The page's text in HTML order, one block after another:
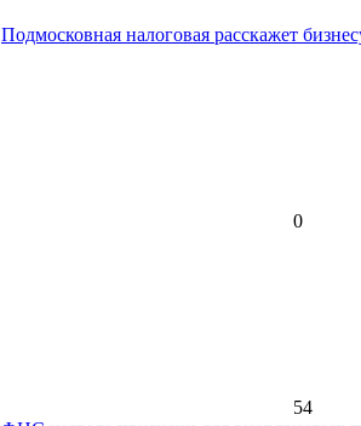
Подмосковная налоговая расскажет
0
54